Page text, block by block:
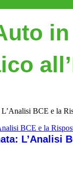
BCE e la
L’Analisi